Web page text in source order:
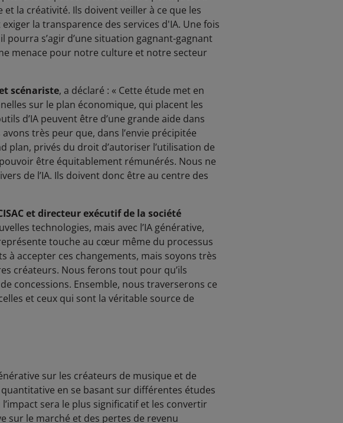
la créativité. Ils doivent veiller à ce que les
la transparence des services d'IA. Une fois
pourra s’agir d’une situation gagnant-gagnant
menace pour notre culture et notre secteur
scénariste, a déclaré : « Cette étude met en
sur le plan économique, qui placent les
d’IA peuvent être d’une grande aide dans
très peur que, dans l’envie précipitée
plan, privés du droit d’autoriser l’utilisation de
être équitablement rémunérés. Nous ne
de l’IA. Ils doivent donc être au centre des
et directeur exécutif de la société
technologies, mais avec l’IA générative,
touche au cœur même du processus
à accepter ces changements, mais soyons très
créateurs. Nous ferons tout pour qu’ils
concessions. Ensemble, nous traverserons ce
et ceux qui sont la véritable source de
sur les créateurs de musique et de
en se basant sur différentes études
sera le plus significatif et les convertir
sur le marché et des pertes de revenu